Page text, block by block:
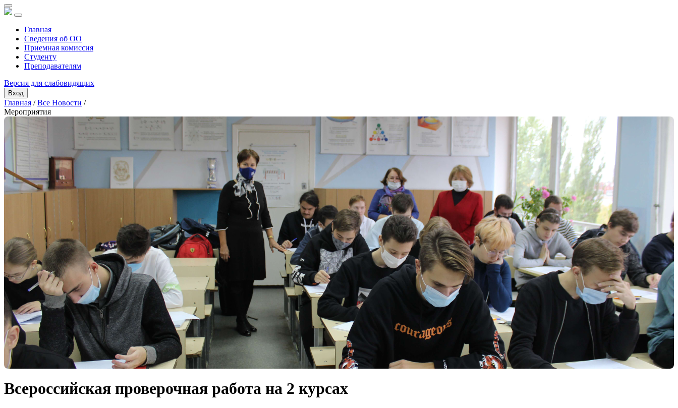
Главная
Сведения об ОО
Приемная комиссия
Студенту
Преподавателям
Версия для слабовидящих
Вход
Главная /Все Новости /
Мероприятия
Всероссийская проверочная работа на 2 курсах